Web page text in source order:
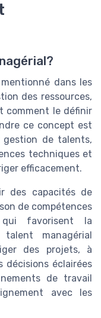
dans les
des ressources,
comment le définir
ce concept est
de talents,
techniques et
efficacement.
des capacités de
de compétences
qui favorisent la
managérial
des projets, à
décisions éclairées
de travail
avec les